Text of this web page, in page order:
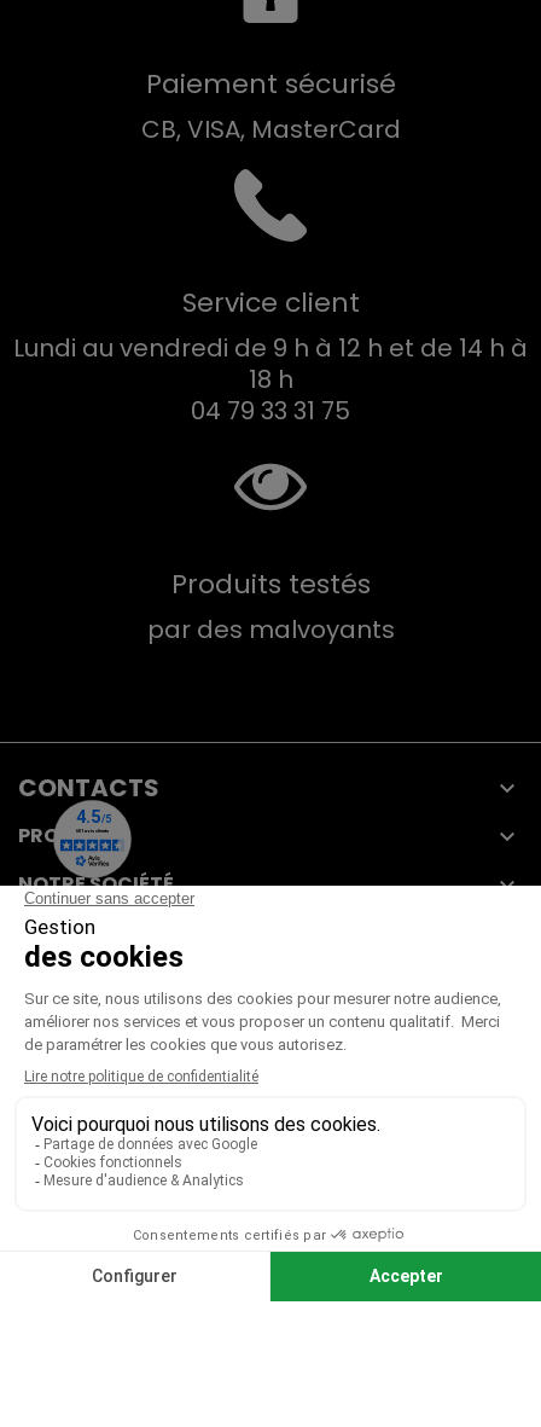
Paiement sécurisé
CB, VISA, MasterCard
Service client
Lundi au vendredi de 9 h à 12 h et de 14 h à
18 h
04 79 33 31 75
Produits testés
par des malvoyants
CONTACTS 
PRODUITS 
NOTRE SOCIÉTÉ 
VOTRE COMPTE
CGV|CGU |Mentions légales
Paiement sécurisé
Télécharger notre catalogue
© 2026 TOUS DROITS RÉSERVÉS MIEUX VOIR